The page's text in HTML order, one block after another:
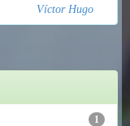
Víctor Hugo
1